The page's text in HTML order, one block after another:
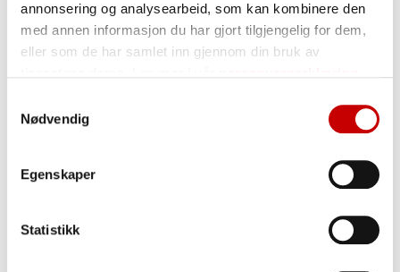
annonsering og analysearbeid, som kan kombinere den
med annen informasjon du har gjort tilgjengelig for dem,
eller som de har samlet inn gjennom din bruk av
Nødvendig
Egenskaper
Statistikk
sukkerarter
2,0 g
Kostfiber
0 g
Oppbevaring
med sterk lukt.